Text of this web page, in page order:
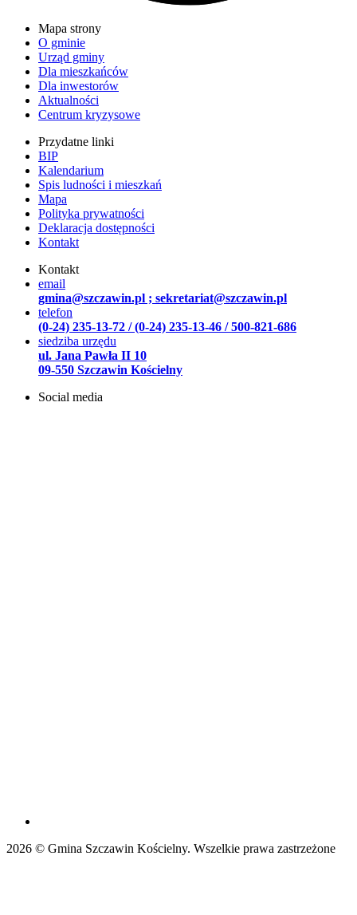
Mapa strony
O gminie
Urząd gminy
Dla mieszkańców
Dla inwestorów
Aktualności
Centrum kryzysowe
Przydatne linki
BIP
Kalendarium
Spis ludności i mieszkań
Mapa
Polityka prywatności
Deklaracja dostępności
Kontakt
Kontakt
email
gmina@szczawin.pl ; sekretariat@szczawin.pl
telefon
(0-24) 235-13-72 / (0-24) 235-13-46 / 500-821-686
siedziba urzędu
ul. Jana Pawła II 10
09-550 Szczawin Kościelny
Social media
2026 © Gmina Szczawin Kościelny. Wszelkie prawa zastrzeżone